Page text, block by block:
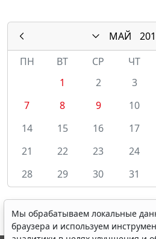
МАЙ
ПН
ВТ СР ЧТ
1
2 3
7
8 9 10
14
15 16 17
21
22 23 24
28
29 30 31
Мы обрабатываем локальные
браузера и используем